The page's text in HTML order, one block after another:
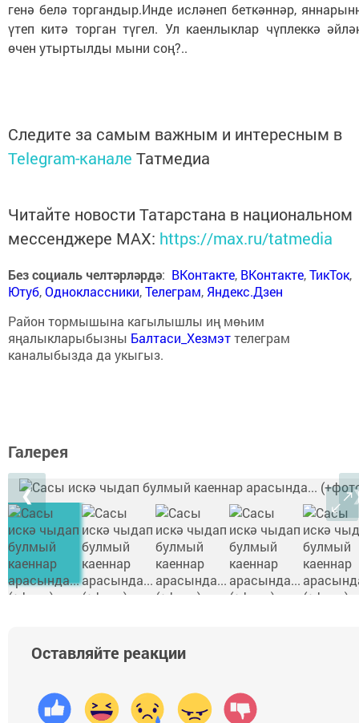
генә белә торгандыр.Инде исләнеп беткәннәр,
үтеп китә торган түгел. Ул каенлыклар чүплеккә
өчен утыртылды мыни соң?..
Следите за самым важным и интересным в
Telegram-канале Татмедиа
Читайте новости Татарстана в национальном
мессенджере MАХ: https://max.ru/tatmedia
Без социаль челтәрләрдә: ВКонтакте, ВКонтакте,ТикТок,
Ютуб,Одноклассники,Телеграм, Яндекс.Дзен
Район тормышына кагылышлы иң мөһим
яңалыкларыбызны Балтаси_Хезмэттелеграм
каналыбызда да укыгыз.
Галерея
❮
Оставляйте реакции